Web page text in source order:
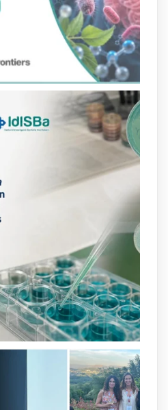
de manera molt
aeruginosa alhora
l'aparició de resistències
investigacio/estudis-
20.500.13003/27702
explores how hormones,
drugs, and other
bacterial
can even enhance
highlighting new
combat bacterial
journals/cellular-
4 X
8 Jul